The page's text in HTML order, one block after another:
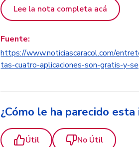
Lee la nota completa acá
Fuente:
https://www.noticiascaracol.com/
tas-cuatro-aplicaciones-son-gratis-y-
¿Cómo le ha parecido
Útil No Útil